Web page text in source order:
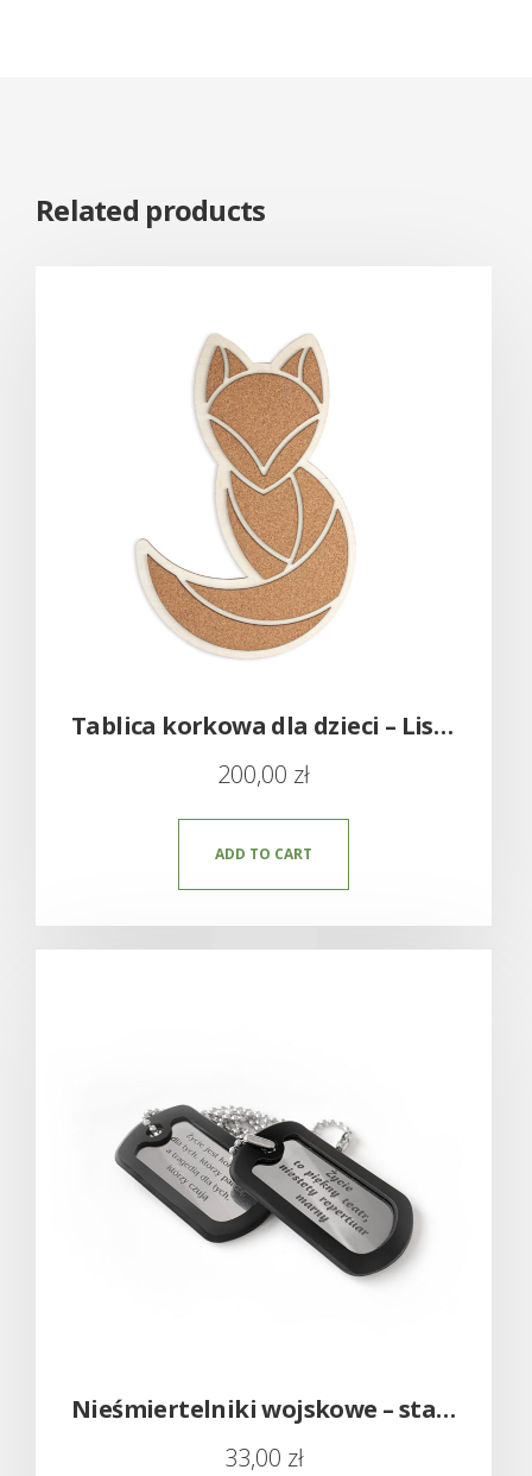
Related products
Tablica korkowa dla dzieci – Lisek, Miś i Pies na ścianę
200,00 zł
ADD TO CART
Nieśmiertelniki wojskowe – stalowe grawerowane
33,00 zł